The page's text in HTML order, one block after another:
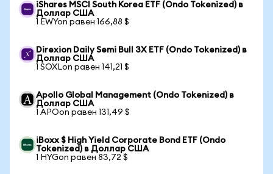
iShares MSCI South Korea ETF (Ondo Tokenized) в
Доллар США
1 EWYon равен 166,88 $
Direxion Daily Semi Bull 3X ETF (Ondo Tokenized) в
Доллар США
1 SOXLon равен 141,21 $
Apollo Global Management (Ondo Tokenized) в
Доллар США
1 APOon равен 131,49 $
iBoxx $ High Yield Corporate Bond ETF (Ondo
Tokenized) в Доллар США
1 HYGon равен 83,72 $